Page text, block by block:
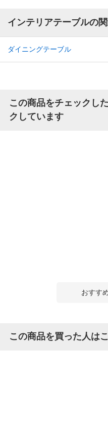
インテリアテーブルの
ダイニングテーブル
この商品をチェックし
クしています
おすす
この商品を買った人は